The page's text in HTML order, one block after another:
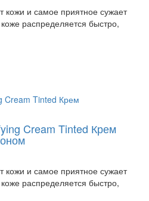
кожи и самое приятное сужает
распределяется быстро,
Cream Tinted Крем
кожи и самое приятное сужает
распределяется быстро,